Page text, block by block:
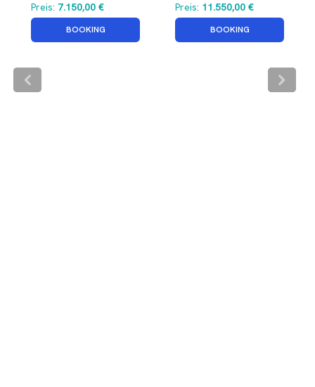
Preis: 7.150,00 €
BOOKING
Preis: 11.550,00 €
BOOKING